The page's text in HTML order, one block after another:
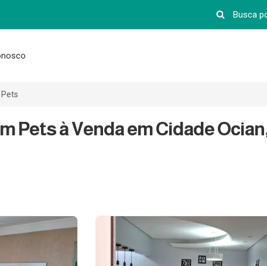
Pets à Venda em Cidade